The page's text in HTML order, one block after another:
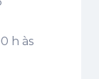
h às